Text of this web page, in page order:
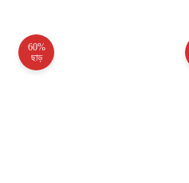
60%
ছাড়